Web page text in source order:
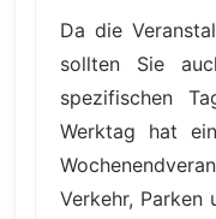
Da die
sollten Sie
spezifischen
Werktag hat
Verkehr, Parken